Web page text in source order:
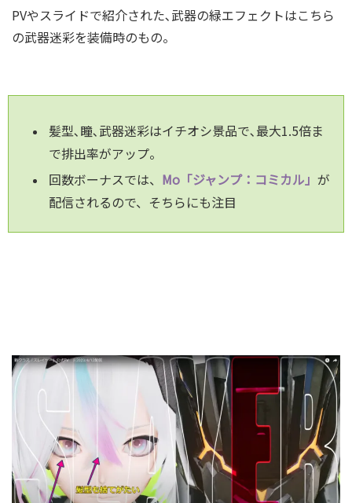
PVやスライドで紹介された､武器の緑エフェクトはこちら
の武器迷彩を装備時のもの。
髪型､瞳､武器迷彩はイチオシ景品で､最大1.5倍ま
で排出率がアップ。
回数ボーナスでは、 Mo「ジャンプ：コミカル」 が
配信されるので、そちらにも注目